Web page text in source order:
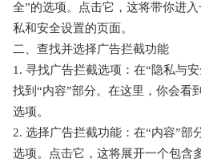
全”的选项。点击它，这将带你进
私和安全设置的页面。
二、查找并选择广告拦截功能
1. 寻找广告拦截选项：在“隐私与
找到“内容”部分。在这里，你会看
选项。
2. 选择广告拦截功能：在“内容”部
选项。点击它，这将展开一个包含